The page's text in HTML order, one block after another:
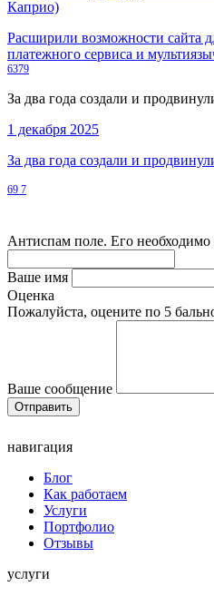
Каприо)
Расширили возможности сайта
платежного сервиса и
6379
За два года создали и
1 декабря 2025
За два года создали и
69 7
Антиспам поле. Его необходимо
Ваше имя
Оценка
Пожалуйста, оцените по 5
Ваше сообщение
навигация
Блог
Как работаем
Услуги
Портфолио
Отзывы
услуги